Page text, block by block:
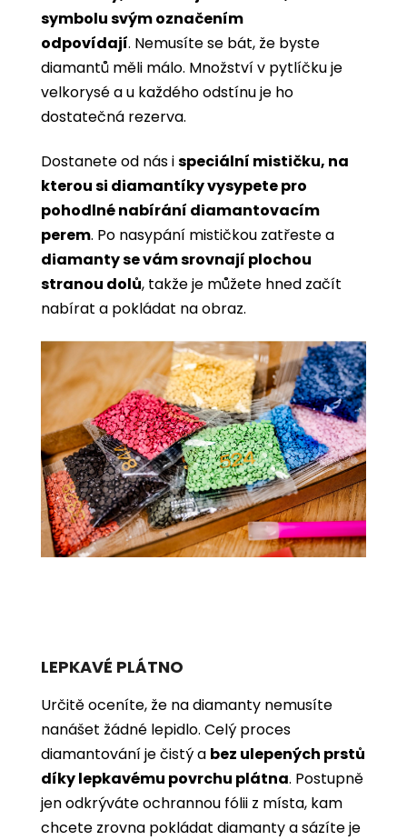
symbolu svým označením
odpovídají. Nemusíte se bát, že byste
diamantů měli málo. Množství v pytlíčku je
velkorysé a u každého odstínu je ho
dostatečná rezerva.
Dostanete od nás ispeciální mističku, na
kterou si diamantíky vysypete pro
pohodlné nabírání diamantovacím
perem. Po nasypání mističkou zatřeste a
diamanty se vám srovnají plochou
stranou dolů, takže je můžete hned začít
nabírat a pokládat na obraz.
LEPKAVÉ PLÁTNO
Určitě oceníte, že na diamanty nemusíte
nanášet žádné lepidlo. Celý proces
diamantování je čistý a bez ulepených prstů
díky lepkavému povrchu plátna. Postupně
jen odkrýváte ochrannou fólii z místa, kam
chcete zrovna pokládat diamanty a sázíte je